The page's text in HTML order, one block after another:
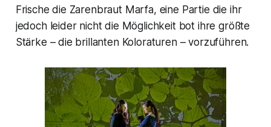
Frische die Zarenbraut Marfa, eine Partie die ihr
jedoch leider nicht die Möglichkeit bot ihre größte
Stärke – die brillanten Koloraturen – vorzuführen.